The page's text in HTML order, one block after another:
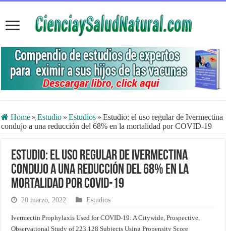
Home » Estudio » Estudios » Estudio: el uso regular de Ivermectina
condujo a una reducción del 68% en la mortalidad por COVID-19
Estudio: el uso regular de Ivermectina
condujo a una reducción del 68% en la
mortalidad por COVID-19
20 marzo, 2022 Estudios
Ivermectin Prophylaxis Used for COVID-19: A Citywide, Prospective,
Observational Study of 223,128 Subjects Using Propensity Score